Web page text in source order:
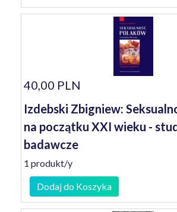
40,00 PLN
Izdebski Zbigniew:
na początku XXI wieku -
badawcze
1 produkt/y
Dodaj do Koszyka